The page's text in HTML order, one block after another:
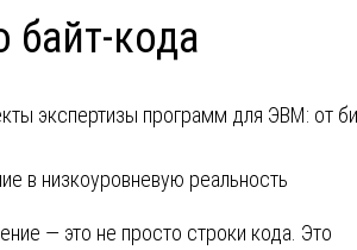
байт-кода
в низкоуровневую реальность
— это не просто строки кода. Это